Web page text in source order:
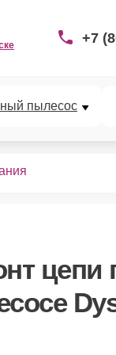
+7
пылесос
цепи